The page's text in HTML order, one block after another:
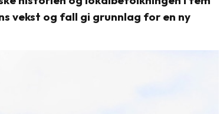
vekst og fall gi grunnlag for en ny